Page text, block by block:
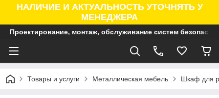
НАЛИЧИЕ И АКТУАЛЬНОСТЬ УТОЧНЯТЬ У
МЕНЕДЖЕРА
Проектирование, монтаж, обслуживание систем
Товары и услуги Металлическая мебель Шкаф для